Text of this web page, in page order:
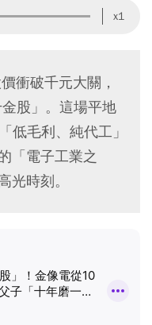
x1
衝破千元大關，
股」。這場平地
低毛利、純代工」
「電子工業之
光時刻。